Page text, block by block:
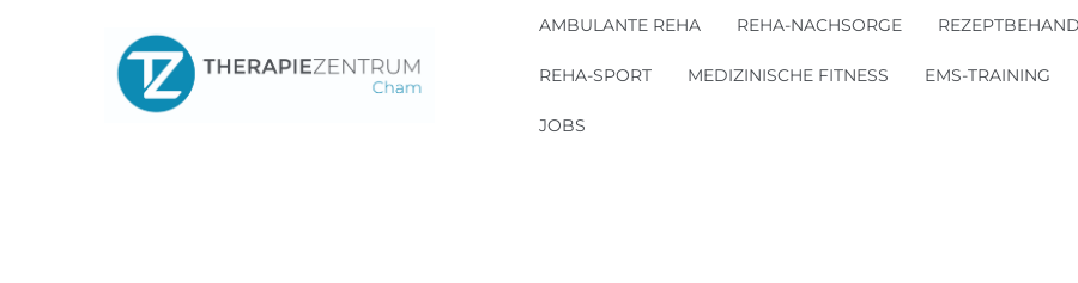
AMBULANTE REHA REHA-NACHSORGE
REHA-SPORT MEDIZINISCHE FITNESS EMS-TRAINING
JOBS